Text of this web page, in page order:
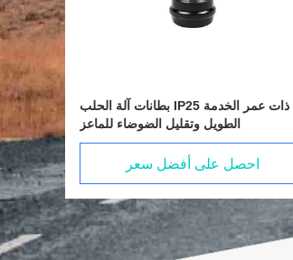
بطانات آلة الحلب IP25 ذات عمر الخدمة
الطويل وتقليل الضوضاء للماعز
احصل على أفضل سعر